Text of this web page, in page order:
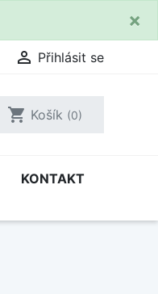
×
 Přihlásit se
shopping_cart Košík (0)
KONTAKT